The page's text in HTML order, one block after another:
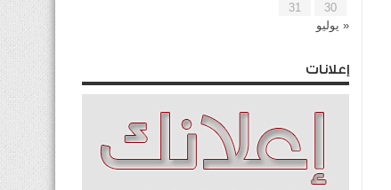
30
31
« يوليو
إعلانات